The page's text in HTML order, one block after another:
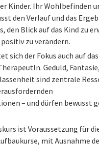
Kinder. Ihr Wohlbefinden
den Verlauf und das
den Blick auf das Kind zu
zu verändern.
sich der Fokus auch auf das
Geduld, Fantasie,
sind zentrale
– und dürfen bewusst
ist Voraussetzung für
mit Ausnahme